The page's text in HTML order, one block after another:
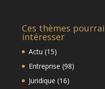
Ces thèmes
intéresser
Actu (15)
Entreprise (98)
Juridique (16)